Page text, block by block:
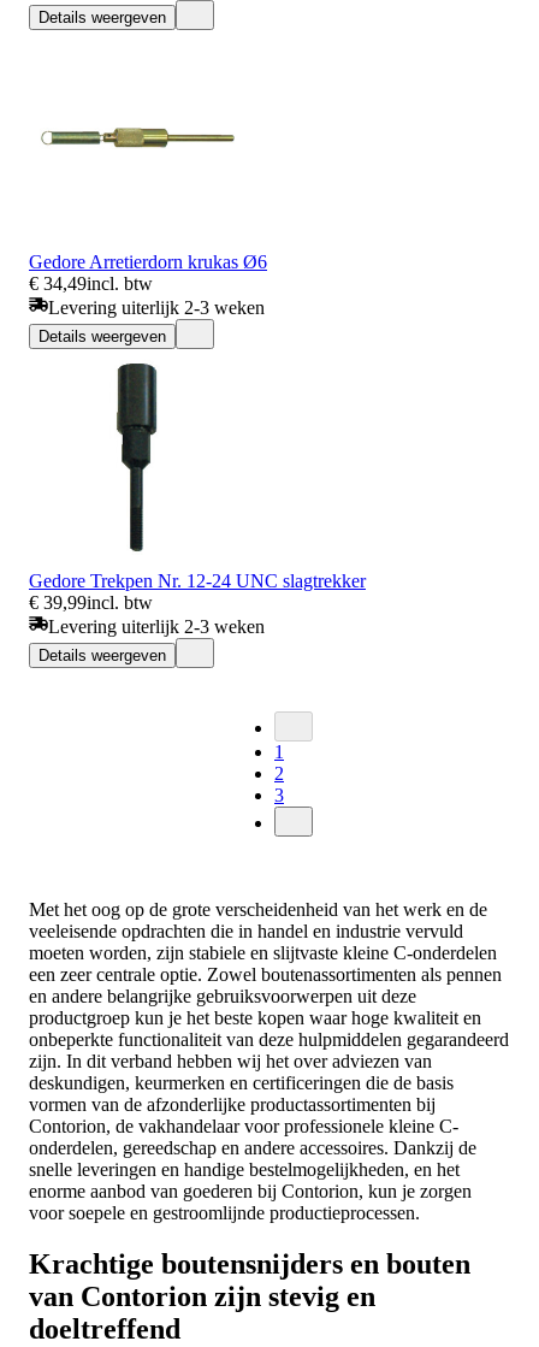
Details weergeven
Gedore Arretierdorn krukas Ø6
€ 34,49incl. btw
Levering uiterlijk 2-3 weken
Details weergeven
Gedore Trekpen Nr. 12-24 UNC slagtrekker
€ 39,99incl. btw
Levering uiterlijk 2-3 weken
Details weergeven
1
2
3
Met het oog op de grote verscheidenheid van het werk en de
veeleisende opdrachten die in handel en industrie vervuld
moeten worden, zijn stabiele en slijtvaste kleine C-onderdelen
een zeer centrale optie. Zowel boutenassortimenten als pennen
en andere belangrijke gebruiksvoorwerpen uit deze
productgroep kun je het beste kopen waar hoge kwaliteit en
onbeperkte functionaliteit van deze hulpmiddelen gegarandeerd
zijn. In dit verband hebben wij het over adviezen van
deskundigen, keurmerken en certificeringen die de basis
vormen van de afzonderlijke productassortimenten bij
Contorion, de vakhandelaar voor professionele kleine C-
onderdelen, gereedschap en andere accessoires. Dankzij de
snelle leveringen en handige bestelmogelijkheden, en het
enorme aanbod van goederen bij Contorion, kun je zorgen
voor soepele en gestroomlijnde productieprocessen.
Krachtige boutensnijders en bouten
van Contorion zijn stevig en
doeltreffend